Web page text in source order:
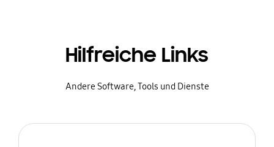
Hilfreiche Links
Andere Software, Tools und Dienste